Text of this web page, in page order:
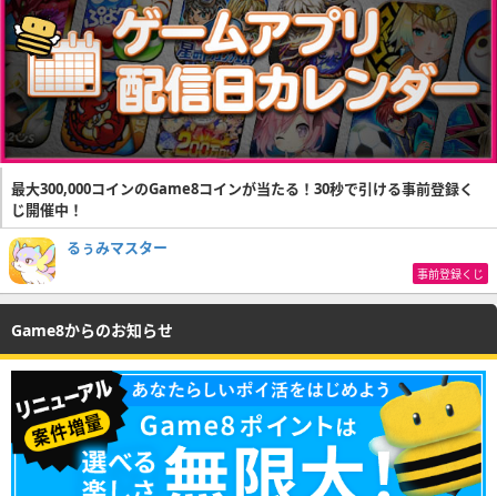
最大300,000コインのGame8コインが当たる！30秒で引ける事前登録く
じ開催中！
るぅみマスター
事前登録くじ
Game8からのお知らせ